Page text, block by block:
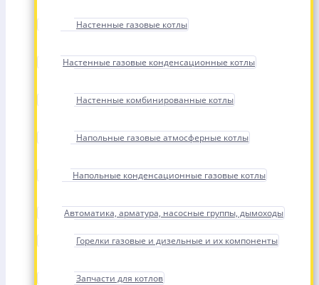
Настенные газовые котлы
Настенные газовые конденсационные котлы
Настенные комбинированные котлы
Напольные газовые атмосферные котлы
Напольные конденсационные газовые котлы
Автоматика, арматура, насосные группы, дымоходы
Горелки газовые и дизельные и их компоненты
Запчасти для котлов